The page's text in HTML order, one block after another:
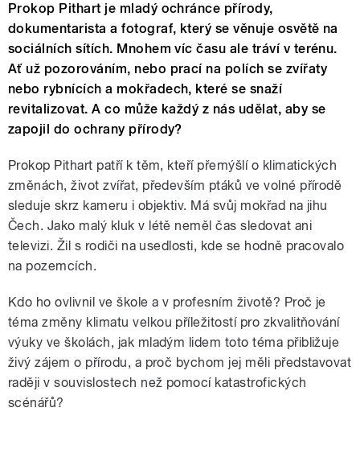
Prokop Pithart je mladý ochránce přírody,
dokumentarista a fotograf, který se věnuje osvětě na
sociálních sítích. Mnohem víc času ale tráví v terénu.
Ať už pozorováním, nebo prací na polích se zvířaty
nebo rybnících a mokřadech, které se snaží
revitalizovat. A co může každý z nás udělat, aby se
zapojil do ochrany přírody?
Prokop Pithart patří k těm, kteří přemýšlí o klimatických
změnách, život zvířat, především ptáků ve volné přírodě
sleduje skrz kameru i objektiv. Má svůj mokřad na jihu
Čech. Jako malý kluk v létě neměl čas sledovat ani
televizi. Žil s rodiči na usedlosti, kde se hodně pracovalo
na pozemcích.
Kdo ho ovlivnil ve škole a v profesním životě? Proč je
téma změny klimatu velkou příležitostí pro zkvalitňování
výuky ve školách, jak mladým lidem toto téma přibližuje
živý zájem o přírodu, a proč bychom jej měli představovat
raději v souvislostech než pomocí katastrofických
scénářů?